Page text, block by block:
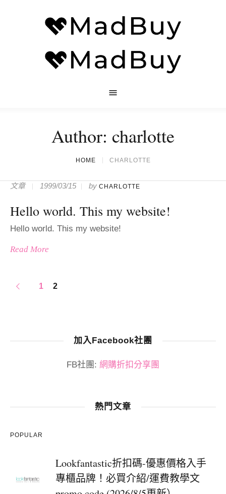
Author: charlotte
HOME CHARLOTTE
文章 1999/03/15 by CHARLOTTE
Hello world. This my website!
Hello world. This my website!
Read More
1 2
加入Facebook社團
FB社團: 網購折扣分享團
熱門文章
POPULAR
Lookfantastic折扣碼-優惠價格入手
專櫃品牌！必買介紹/運費教學文